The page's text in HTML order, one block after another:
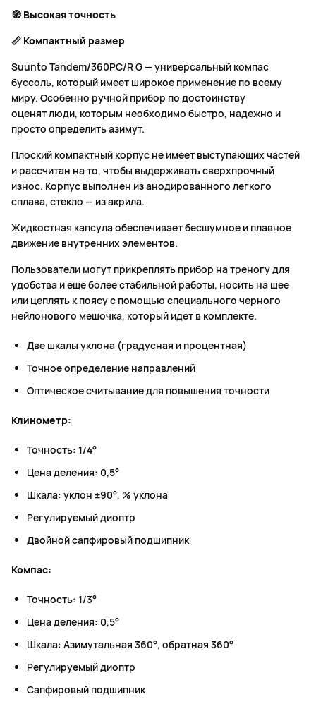
🧭 Высокая точность
📏 Компактный размер
Suunto Tandem/360PC/R G — универсальный компас
буссоль, который имеет широкое применение по всему
миру. Особенно ручной прибор по достоинству
оценят люди, которым необходимо быстро, надежно и
просто определить азимут.
Плоский компактный корпус не имеет выступающих частей
и рассчитан на то, чтобы выдерживать сверхпрочный
износ. Корпус выполнен из анодированного легкого
сплава, стекло — из акрила.
Жидкостная капсула обеспечивает бесшумное и плавное
движение внутренних элементов.
Пользователи могут прикреплять прибор на треногу для
удобства и еще более стабильной работы, носить на шее
или цеплять к поясу с помощью специального черного
нейлонового мешочка, который идет в комплекте.
Две шкалы уклона (градусная и процентная)
Точное определение направлений
Оптическое считывание для повышения точности
Клинометр:
Точность: 1/4°
Цена деления: 0,5°
Шкала: уклон ±90°, % уклона
Регулируемый диоптр
Двойной сапфировый подшипник
Компас:
Точность: 1/3°
Цена деления: 0,5°
Шкала: Азимутальная 360°, обратная 360°
Регулируемый диоптр
Сапфировый подшипник